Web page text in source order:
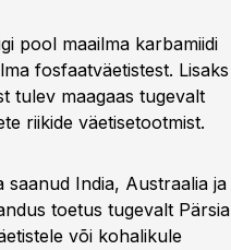
pool maailma karbamiidi
fosfaatväetistest. Lisaks
tulev maagaas tugevalt
riikide väetisetootmist.
saanud India, Austraalia ja
toetus tugevalt Pärsia
või kohalikule